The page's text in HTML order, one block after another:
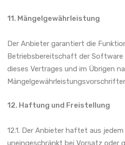
11. Mängelgewährleistung
Der Anbieter garantiert die
Betriebsbereitschaft der Software
dieses Vertrages und im Übrigen
12. Haftung und Freistellung
12.1. Der Anbieter haftet aus
uneingeschränkt bei Vorsatz oder